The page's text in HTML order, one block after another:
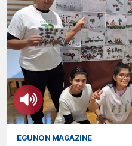
EGUNON MAGAZINE